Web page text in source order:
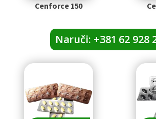
Cenforce 150
Naruči: +381 62 928